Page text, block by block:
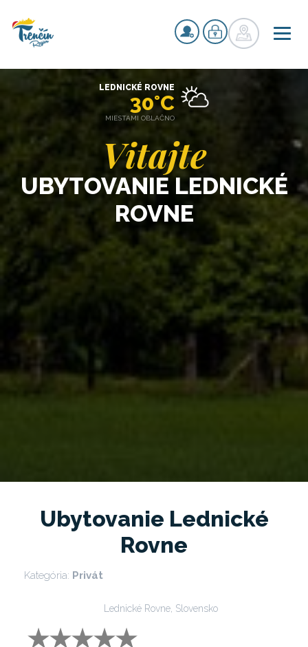
Vitajte
UBYTOVANIE LEDNICKÉ
ROVNE
LEDNICKÉ ROVNE
30°C
MIESTAMI OBLAČNO
Ubytovanie Lednické
Rovne
Kategória: Privát
Lednické Rovne, Slovensko